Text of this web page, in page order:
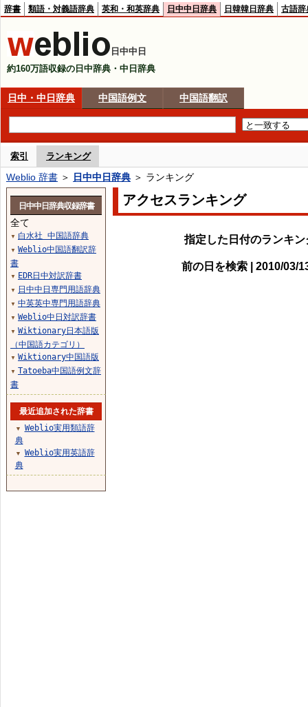
辞書 類語・対義語辞典 英和・和英辞典 日中中日辞典 日韓韓日辞典 古語辞
日中中日
約160万語収録の日中辞典・中日辞典
日中・中日辞典 中国語例文 中国語翻訳
索引 ランキング
Weblio 辞書 ＞ 日中中日辞典 ＞ ランキング
アクセスランキング
指定した日付のランキ
前の日を検索 | 2010/03/
日中中日辞典収録辞書
全て
▼ 白水社 中国語辞典
▼ Weblio中国語翻訳辞
書
▼ EDR日中対訳辞書
▼ 日中中日専門用語辞典
▼ 中英英中専門用語辞典
▼ Weblio中日対訳辞書
▼ Wiktionary日本語版
（中国語カテゴリ）
▼ Wiktionary中国語版
▼ Tatoeba中国語例文辞
書
最近追加された辞書
▼
Weblio実用類語辞
典
▼
Weblio実用英語辞
典